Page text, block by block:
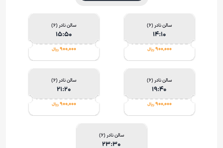
سالن نادر (6)
14:10
900,000ریال
سالن نادر (6)
15:50
900,000ریال
سالن نادر (6)
19:40
900,000ریال
سالن نادر (6)
21:20
900,000ریال
سالن نادر (6)
23:30